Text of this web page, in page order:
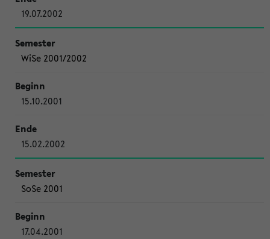
19.07.2002
WiSe 2001/2002
15.10.2001
15.02.2002
SoSe 2001
17.04.2001